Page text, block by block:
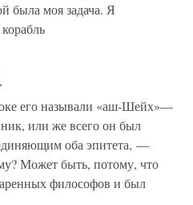
была моя задача. Я
его называли «аш-Шейх»—
или же всего он был
оба эпитета, —
Может быть, потому, что
философов и был